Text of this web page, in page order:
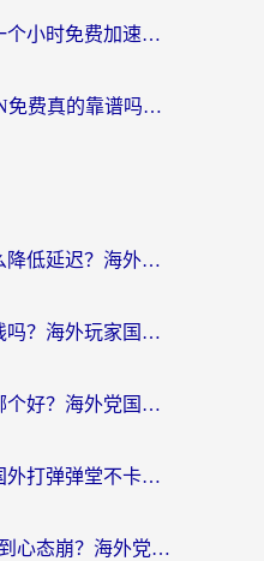
海外党自救指南：用一个小时免费加速器，轻松打破国内资源访问壁垒？
海外党必看：中国VPN免费真的靠谱吗？手把手教你选对回国加速器
国外玩流星蝴蝶剑怎么降低延迟？海外党必看的加速秘籍（含欧洲鸣潮&彩虹岛优化攻略）
在国外也能玩穿越火线吗？海外玩家国服游戏畅玩终极指南
美国率土之滨加速器哪个好？海外党国服游戏畅玩终极指南（附多游戏解决方案）
海外党必看：怎么在国外打弹弹堂不卡？番茄加速器亲测指南
英国崩坏学园2延迟高到心态崩？海外党国服游戏加速终极指南